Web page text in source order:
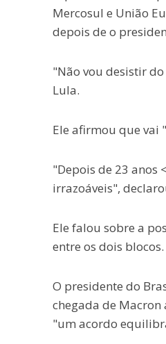
Mercosul e União
depois de o
"Não vou desistir
Lula.
Ele afirmou que vai
"Depois de 23 anos
irrazoáveis",
Ele falou sobre a
entre os dois blocos.
O presidente do
chegada de
"um acordo